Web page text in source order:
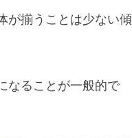
が揃うことは少ない傾
なることが一般的で